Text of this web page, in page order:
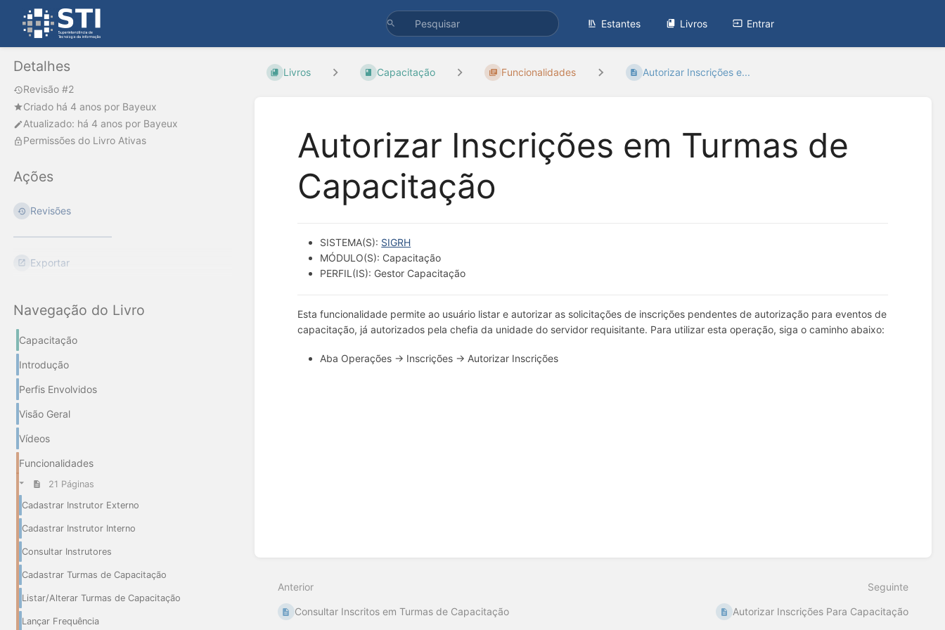
Estantes Livros Entrar
Detalhes
Revisão #2
Criado há 4 anos por Bayeux
Atualizado: há 4 anos por Bayeux
Permissões do Livro Ativas
Ações
Revisões
Exportar
Navegação do Livro
Capacitação
Introdução
Perfis Envolvidos
Visão Geral
Vídeos
Funcionalidades
21 Páginas
Cadastrar Instrutor Externo
Cadastrar Instrutor Interno
Consultar Instrutores
Cadastrar Turmas de Capacitação
Listar/Alterar Turmas de Capacitação
Lançar Frequência
Livros Capacitação Funcionalidades Autorizar Inscrições e...
Autorizar Inscrições em Turmas de
Capacitação
SISTEMA(S): SIGRH
MÓDULO(S): Capacitação
PERFIL(IS): Gestor Capacitação
Esta funcionalidade permite ao usuário listar e autorizar as solicitações de inscrições pendentes de autorização para eventos de
capacitação, já autorizados pela chefia da unidade do servidor requisitante. Para utilizar esta operação, siga o caminho abaixo:
Aba Operações → Inscrições → Autorizar Inscrições
Anterior
Consultar Inscritos em Turmas de Capacitação
Seguinte
Autorizar Inscrições Para Capacitação